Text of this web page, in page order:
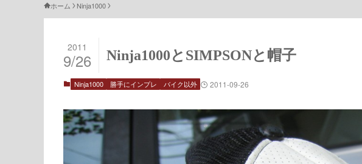
ホーム Ninja1000
Ninja1000とSIMPSONと帽子
2011
9/26
Ninja1000 勝手にインプレ バイク以外 2011-09-26